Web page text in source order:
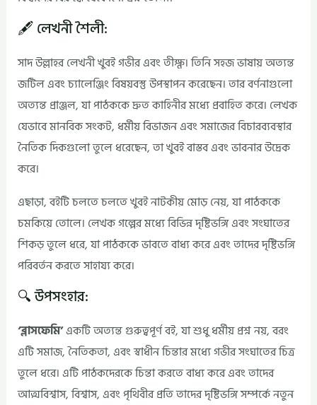
🖋️ লেখনী শৈলী:
সাদ উল্লাহর লেখনী খুবই গভীর এবং তীক্ষ্ণ। তিনি সহজ ভাষায় অত্যন্ত
জটিল এবং চ্যালেঞ্জিং বিষয়বস্তু উপস্থাপন করেছেন। তার বর্ণনাগুলো
অত্যন্ত প্রাঞ্জল, যা পাঠককে দ্রুত কাহিনীর মধ্যে প্রবাহিত করে। লেখক
যেভাবে মানবিক সংকট, ধর্মীয় বিভাজন এবং সমাজের বিচারব্যবস্থার
নৈতিক দিকগুলো তুলে ধরেছেন, তা খুবই বাস্তব এবং ভাবনার উদ্রেক
করে।
এছাড়া, বইটি চলতে চলতে খুবই নাটকীয় মোড় নেয়, যা পাঠককে
চমকিয়ে তোলে। লেখক গল্পের মধ্যে বিভিন্ন দৃষ্টিভঙ্গি এবং সংঘাতের
শিকড় তুলে ধরে, যা পাঠককে ভাবতে বাধ্য করে এবং তাদের দৃষ্টিভঙ্গি
পরিবর্তন করতে সাহায্য করে।
🔍 উপসংহার:
‘ব্লাসফেমি’একটি অত্যন্ত গুরুত্বপূর্ণ বই, যা শুধু ধর্মীয় প্রশ্ন নয়, বরং
এটি সমাজ, নৈতিকতা, এবং স্বাধীন চিন্তার মধ্যে গভীর সংঘাতের চিত্র
তুলে ধরে। এটি পাঠকদেরকে চিন্তা করতে বাধ্য করে এবং তাদের
আত্মবিশ্বাস, বিশ্বাস, এবং পৃথিবীর প্রতি তাদের দৃষ্টিভঙ্গি সম্পর্কে নতুন